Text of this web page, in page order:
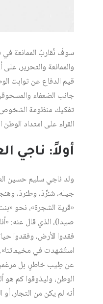
سوفَ نُقاربُ الممانعة في
والممانعة والتحرير،
قيم الدفاع عن ثوابت
جانب الضعفاء
تفكيك منظومة الشخوص
القراء على امتداد الوطن
أولاً: ناجي
«قرية الشجرة»، نحو
صيدا)، الذي قال عنه:
فقدوا الأرض، وفقدوا
استُشهدت في
عن طِيب خاطرٍ، بل
الوطن، وليذوقوا كم
أنه لم يكن من التجار،